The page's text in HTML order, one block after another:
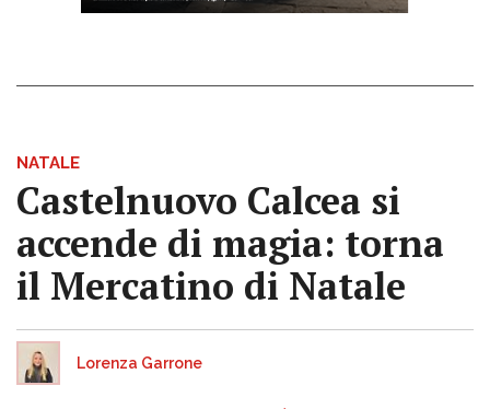
NATALE
Castelnuovo Calcea si
accende di magia: torna
il Mercatino di Natale
Lorenza Garrone